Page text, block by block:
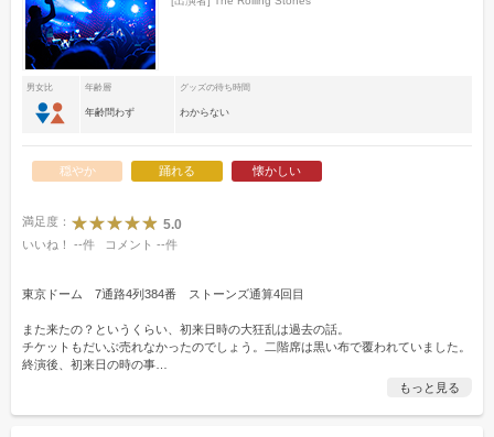
男女比 年齢層 グッズの待ち時間
年齢問わず わからない
穏やか 踊れる 懐かしい
満足度： 5.0
いいね！ --件 コメント --件
東京ドーム 7通路4列384番 ストーンズ通算4回目
また来たの？というくらい、初来日時の大狂乱は過去の話。
チケットもだいぶ売れなかったのでしょう。二階席は黒い布で覆われていました。
終演後、初来日の時の事
もっと見る